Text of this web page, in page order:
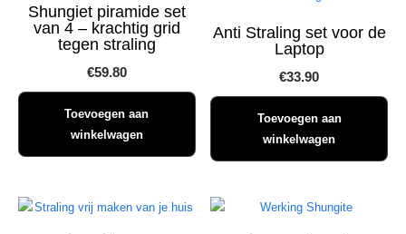
Shungiet piramide set
van 4 – krachtig grid
tegen straling
€59.80
Toevoegen aan
winkelwagen
Anti Straling set voor de
Laptop
€33.90
Toevoegen aan
winkelwagen